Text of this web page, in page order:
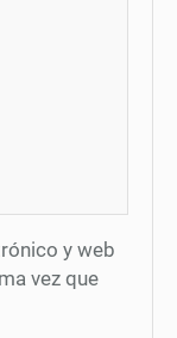
y web
vez que